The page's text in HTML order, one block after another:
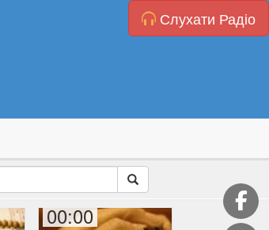
Слухати Радіо
00:00 00:30